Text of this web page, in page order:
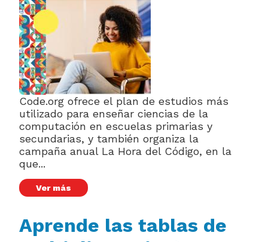
Code.org ofrece el plan de estudios más
utilizado para enseñar ciencias de la
computación en escuelas primarias y
secundarias, y también organiza la
campaña anual La Hora del Código, en la
que...
Ver más
Aprende las tablas de